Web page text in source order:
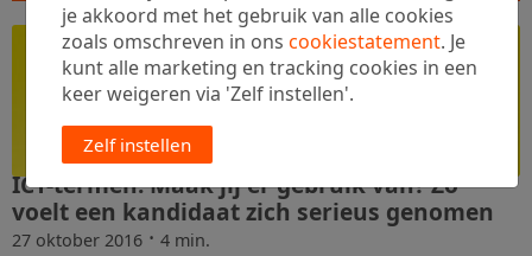
ICT-termen: Maak jij er gebruik van? Zo
voelt een kandidaat zich serieus genomen
27 oktober 2016 · 4 min.
je akkoord met het gebruik van alle cookies
zoals omschreven in ons cookiestatement. Je
kunt alle marketing en tracking cookies in een
keer weigeren via 'Zelf instellen'.
Zelf instellen